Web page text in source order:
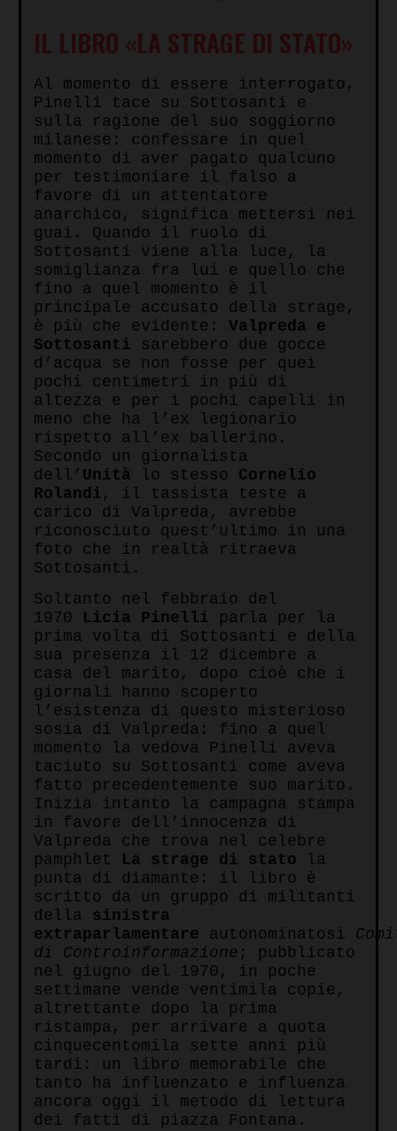
IL LIBRO «LA STRAGE DI STATO»
Al momento di essere interrogato,
Pinelli tace su Sottosanti e
sulla ragione del suo soggiorno
milanese: confessare in quel
momento di aver pagato qualcuno
per testimoniare il falso a
favore di un attentatore
anarchico, significa mettersi nei
guai. Quando il ruolo di
Sottosanti viene alla luce, la
somiglianza fra lui e quello che
fino a quel momento è il
principale accusato della strage,
è più che evidente: Valpreda e
Sottosanti sarebbero due gocce
d’acqua se non fosse per quei
pochi centimetri in più di
altezza e per i pochi capelli in
meno che ha l’ex legionario
rispetto all’ex ballerino.
Secondo un giornalista
dell’ Unità lo stesso Cornelio
Rolandi , il tassista teste a
carico di Valpreda, avrebbe
riconosciuto quest’ultimo in una
foto che in realtà ritraeva
Sottosanti.
Soltanto nel febbraio del
1970 Licia Pinelli parla per la
prima volta di Sottosanti e della
sua presenza il 12 dicembre a
casa del marito, dopo cioè che i
giornali hanno scoperto
l’esistenza di questo misterioso
sosia di Valpreda: fino a quel
momento la vedova Pinelli aveva
taciuto su Sottosanti come aveva
fatto precedentemente suo marito.
Inizia intanto la campagna stampa
in favore dell’innocenza di
Valpreda che trova nel celebre
pamphlet La strage di stato la
punta di diamante: il libro è
scritto da un gruppo di militanti
della sinistra
extraparlamentare autonominatosi
di Controinformazione ; pubblicato
nel giugno del 1970, in poche
settimane vende ventimila copie,
altrettante dopo la prima
ristampa, per arrivare a quota
cinquecentomila sette anni più
tardi: un libro memorabile che
tanto ha influenzato e influenza
ancora oggi il metodo di lettura
dei fatti di piazza Fontana.